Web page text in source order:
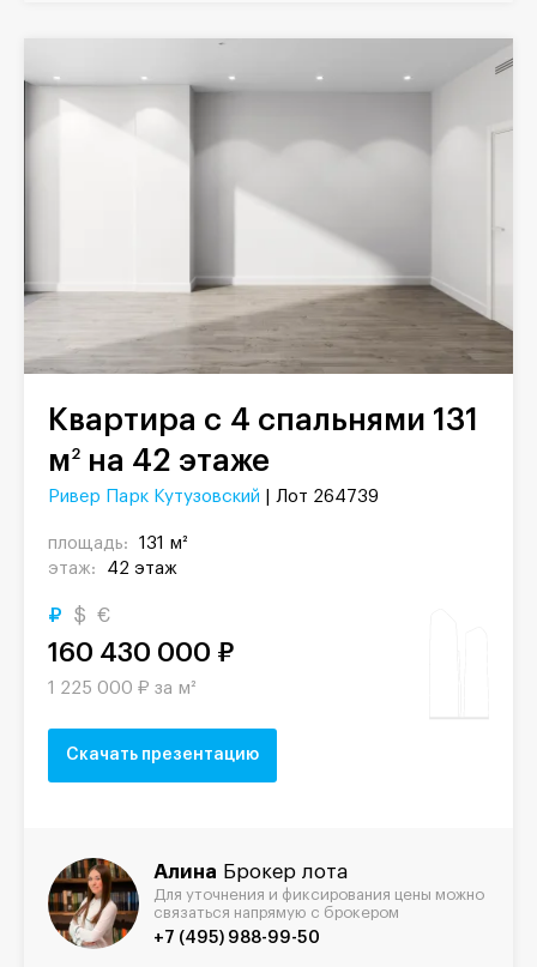
Квартира с 4 спальнями 131
м2 на 42 этаже
Ривер Парк Кутузовский | Лот 264739
площадь:
131 м²
этаж:
42 этаж
₽ $ €
160 430 000 ₽
1 225 000 ₽ за м²
Скачать презентацию
Алина Брокер лота
Для уточнения и фиксирования цены можно
связаться напрямую с брокером
+7 (495) 988-99-50